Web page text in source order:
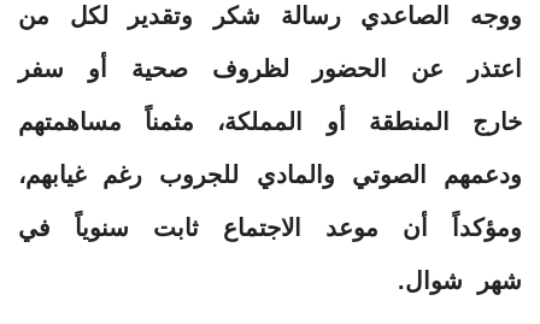
ووجه الصاعدي رسالة شكر وتقدير لكل من
اعتذر عن الحضور لظروف صحية أو سفر
خارج المنطقة أو المملكة، مثمناً مساهمتهم
ودعمهم الصوتي والمادي للجروب رغم غيابهم،
ومؤكداً أن موعد الاجتماع ثابت سنوياً في
شهر شوال.